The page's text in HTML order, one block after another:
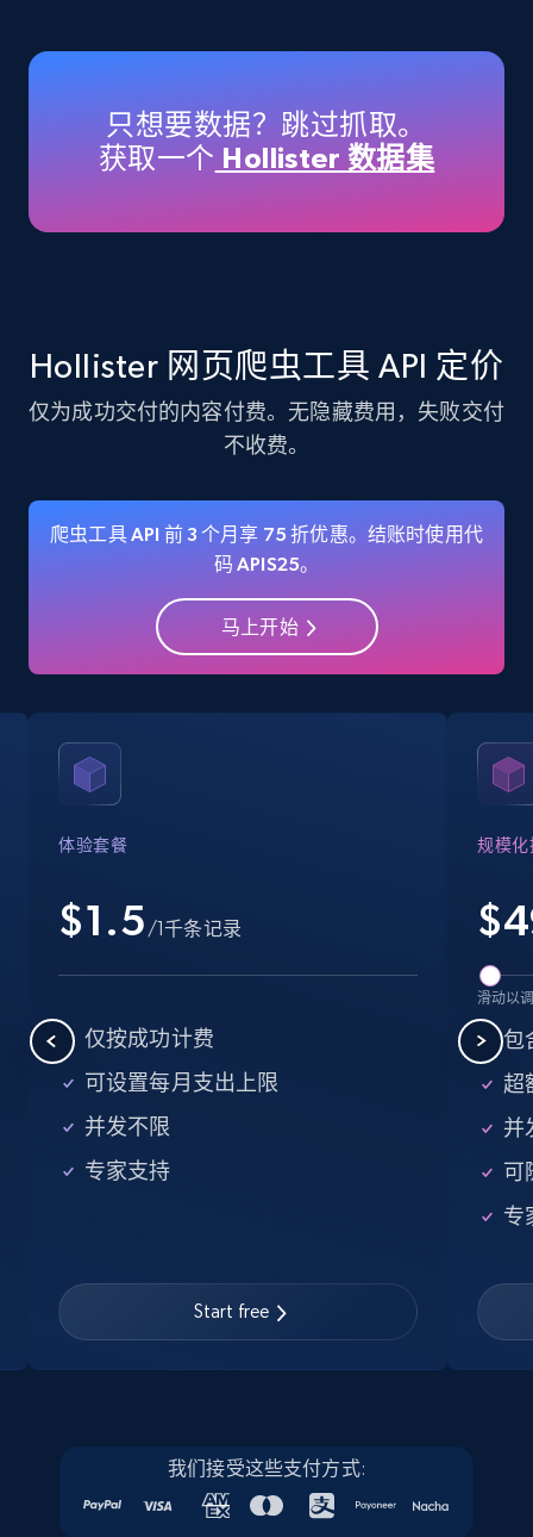
Title, Seller name, Brand, Description, Initial
price, Currency, Availability, Reviews count, and
more.
35.2K+ 5.7K+ 注册使用
Amazon products - find products by using
upc numbers
Title, Seller name, Brand, Description, Initial
price, Currency, Availability, Reviews count, and
35.2K+ 5.7K+ 注册使用
Amazon Reviews
URL, Product name, Product rating, Product
rating object, Product rating max, Rating,
7.4K+
Walmart - products
Specifications, Image urls, Top reviews, and
5.6K+ 874+
Walmart - products - Find new products by
Specifications, Image urls, Top reviews, and
more.
5.6K+ 874+ 注册使用
specific keywords
只想要数据？跳过抓取。
获取一个 Hollister 数据集
Hollister 网页爬虫工具 API 定价
仅为成功交付的内容付费。无隐藏费用，失败交付
不收费。
爬虫工具 API 前 3 个月享 75 折优惠。结账时使用代
码 APIS25。
马上开始
体验套餐
$1.5 /1千条记录
仅按成功计费
可设置每月支出上限
并发不限
专家支持
Start free
规模化
$
滑动以
包
超
并
可
专
我们接受这些支付方式: